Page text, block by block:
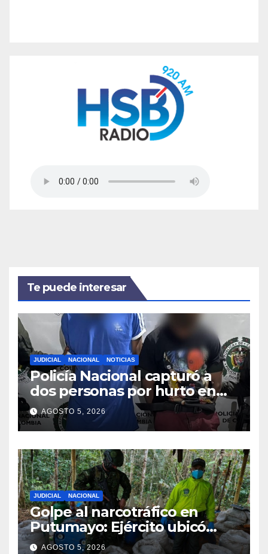
Te puede interesar
JUDICIAL NACIONAL NOTICIAS
Policía Nacional capturó a
dos personas por hurto en
Ipiales, Nariño
AGOSTO 5, 2026
JUDICIAL NACIONAL
Golpe al narcotráfico en
Putumayo: Ejército ubicó
complejo cocalero del GAO-r
AGOSTO 5, 2026